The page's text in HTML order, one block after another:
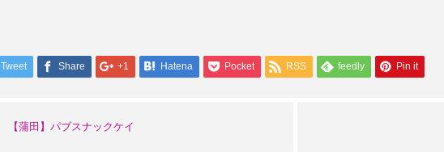
Tweet Share +1 Hatena Pocket RSS feedly Pin it
【蒲田】パブスナックケイ